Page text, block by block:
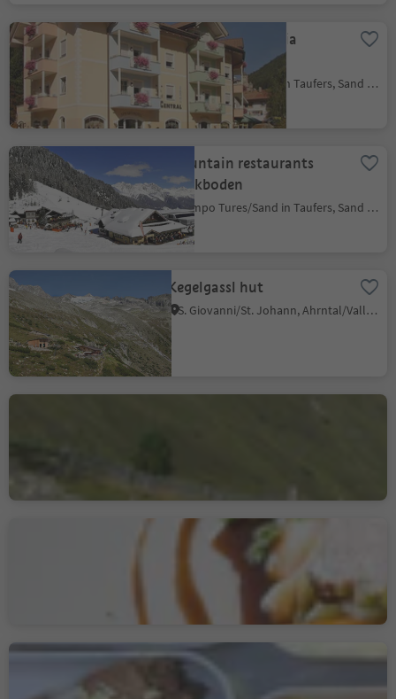
Restaurant Pizzeria
Rosmarin
Campo Tures/Sand in Taufers, Sand in Taufers/Campo Tures, Ahrntal/Valle Aurina
Mountain restaurants
Speikboden
Campo Tures/Sand in Taufers, Sand in Taufers/Campo Tures, Ahrntal/Valle Aurina
Kegelgassl hut
S. Giovanni/St. Johann, Ahrntal/Valle Aurina, Ahrntal/Valle Aurina
Restaurant Arcana im
Naturhotel Moosmair
Café Treffpunkt